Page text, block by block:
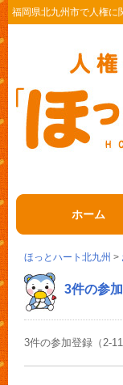
福岡県北九州市で人権に
ホーム
ほっとハート北九州 >
3件の参
3件の参加登録（2-